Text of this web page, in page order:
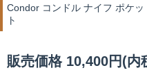
Condor コンドル ナイフ ポケ
ト
販売価格 10,400円(内